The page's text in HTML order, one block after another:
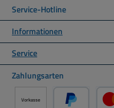
Service-Hotline
Informationen
Service
Zahlungsarten
Vorkasse